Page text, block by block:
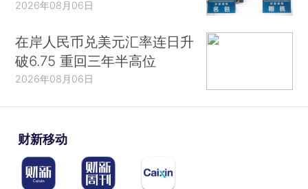
2026年08月06日
在岸人民币兑美元汇率连日升
破6.75 重回三年半高位
2026年08月06日
财新移动